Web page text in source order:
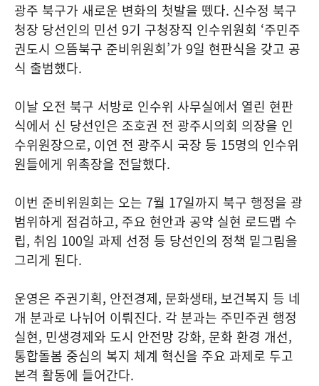
광주 북구가 새로운 변화의 첫발을 뗐다. 신수정 북구
청장 당선인의 민선 9기 구청장직 인수위원회 ‘주민주
권도시 으뜸북구 준비위원회’가 9일 현판식을 갖고 공
식 출범했다.
이날 오전 북구 서방로 인수위 사무실에서 열린 현판
식에서 신 당선인은 조호권 전 광주시의회 의장을 인
수위원장으로, 이연 전 광주시 국장 등 15명의 인수위
원들에게 위촉장을 전달했다.
이번 준비위원회는 오는 7월 17일까지 북구 행정을 광
범위하게 점검하고, 주요 현안과 공약 실현 로드맵 수
립, 취임 100일 과제 선정 등 당선인의 정책 밑그림을
그리게 된다.
운영은 주권기획, 안전경제, 문화생태, 보건복지 등 네
개 분과로 나뉘어 이뤄진다. 각 분과는 주민주권 행정
실현, 민생경제와 도시 안전망 강화, 문화 환경 개선,
통합돌봄 중심의 복지 체계 혁신을 주요 과제로 두고
본격 활동에 들어간다.